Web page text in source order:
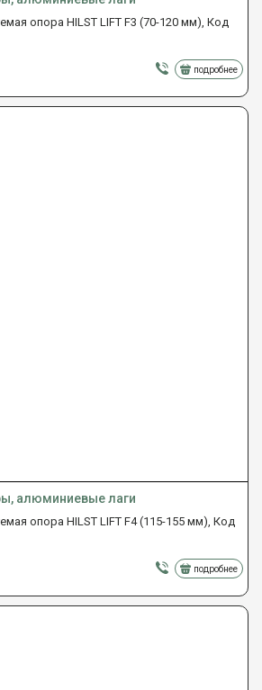
опора HILST LIFT F3 (70-120 мм), Код
подробнее
алюминиевые лаги
опора HILST LIFT F4 (115-155 мм), Код
подробнее